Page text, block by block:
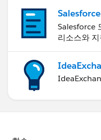
Salesforce
리소스와